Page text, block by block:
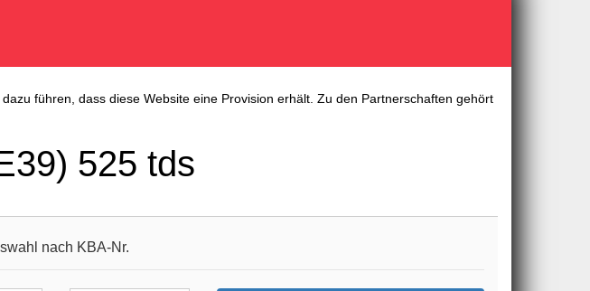
führen, dass diese Website eine Provision erhält. Zu den Partnerschaften gehört
525 tds
nach KBA-Nr.